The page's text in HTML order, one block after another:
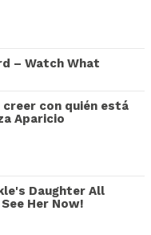
– Watch What
creer con quién está
Aparicio
Daughter All
Her Now!